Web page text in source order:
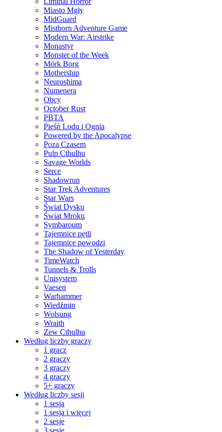
Miasto Mgły
MidGuard
Mistborn Adventure Game
Modern War: Airstrike
Monastyr
Monster of the Week
Mörk Borg
Mothership
Neuroshima
Numenera
Obcy
October Rust
PBTA
Pieśń Lodu i Ognia
Powered by the Apocalypse
Poza Czasem
Pulp Cthulhu
Savage Worlds
Serce
Shadowrun
Star Trek Adventures
Star Wars
Świat Dysku
Świat Mroku
Symbaroum
Tajemnice pętli
Tajemnice powodzi
The Shadow of Yesterday
TimeWatch
Tunnels & Trolls
Unisystem
Vaesen
Warhammer
Wiedźmin
Wolsung
Wraith
Zew Cthulhu
Według liczby graczy
1 gracz
2 graczy
3 graczy
4 graczy
5+ graczy
Według liczby sesji
1 sesja
1 sesja i więcej
2 sesje
3 sesje